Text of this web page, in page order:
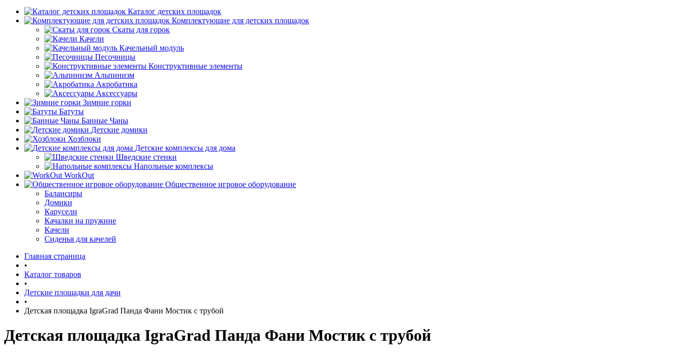
Каталог детских площадок
Комплектующие для детских площадок
Скаты для горок
Качели
Качельный модуль
Песочницы
Конструктивные элементы
Альпинизм
Акробатика
Аксессуары
Зимние горки
Батуты
Банные Чаны
Детские домики
Хозблоки
Детские комплексы для дома
Шведские стенки
Напольные комплексы
WorkOut
Общественное игровое оборудование
Балансиры
Домики
Карусели
Качалки на пружине
Качели
Сиденья для качелей
Главная страница
•
Каталог товаров
•
Детские площадки для дачи
•
Детская площадка IgraGrad Панда Фани Мостик с трубой
Детская площадка IgraGrad Панда Фани Мостик с трубой